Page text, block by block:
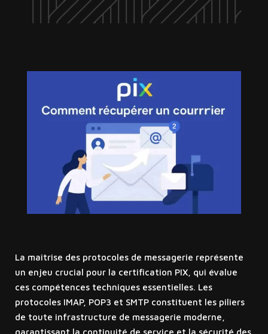
La maîtrise des protocoles de messagerie représente
un enjeu crucial pour la certification PIX, qui évalue
ces compétences techniques essentielles. Les
protocoles IMAP, POP3 et SMTP constituent les piliers
de toute infrastructure de messagerie moderne,
garantissant la continuité de service et la sécurité des